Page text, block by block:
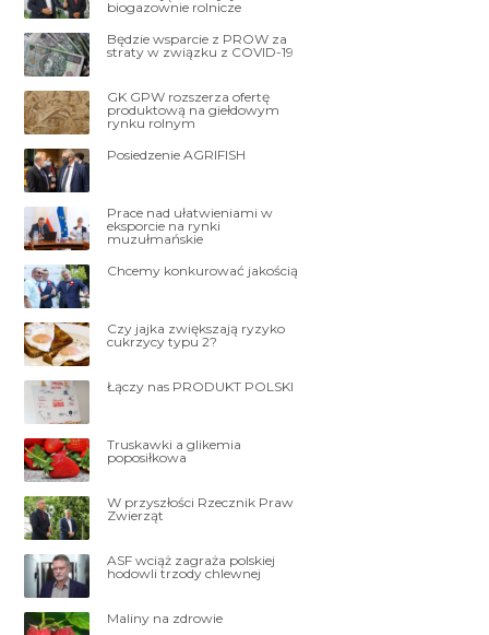
biogazownie rolnicze
Będzie wsparcie z PROW za
straty w związku z COVID-19
GK GPW rozszerza ofertę
produktową na giełdowym
rynku rolnym
Posiedzenie AGRIFISH
Prace nad ułatwieniami w
eksporcie na rynki
muzułmańskie
Chcemy konkurować jakością
Czy jajka zwiększają ryzyko
cukrzycy typu 2?
Łączy nas PRODUKT POLSKI
Truskawki a glikemia
poposiłkowa
W przyszłości Rzecznik Praw
Zwierząt
ASF wciąż zagraża polskiej
hodowli trzody chlewnej
Maliny na zdrowie